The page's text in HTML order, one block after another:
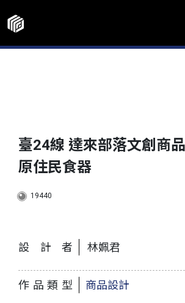
臺24線 達來部落文創商
原住民食器
19440
設計者 林姵君
作品類型 商品設計